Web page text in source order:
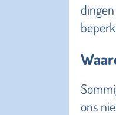
ons